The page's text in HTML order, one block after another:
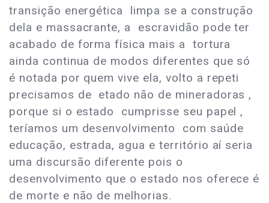
transição energética limpa se a construção
dela e massacrante, a escravidão pode ter
acabado de forma física mais a tortura
ainda continua de modos diferentes que só
é notada por quem vive ela, volto a repeti
precisamos de etado não de mineradoras ,
porque si o estado cumprisse seu papel ,
teríamos um desenvolvimento com saúde
educação, estrada, agua e território aí seria
uma discursão diferente pois o
desenvolvimento que o estado nos oferece é
de morte e não de melhorias.